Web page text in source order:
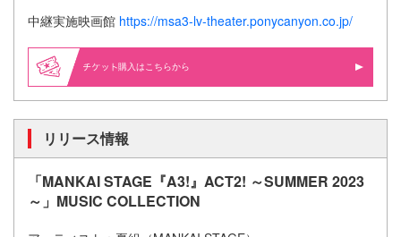
中継実施映画館 https://msa3-lv-theater.ponycanyon.co.jp/
購入はこちらから
リリース情報
「MANKAI STAGE『A3!』ACT2! ～SUMMER 2023
～」MUSIC COLLECTION